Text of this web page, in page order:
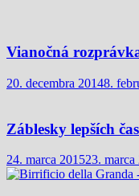
Vianočná
20. decembra 20148.
Záblesky lepších
24. marca 201523. marca